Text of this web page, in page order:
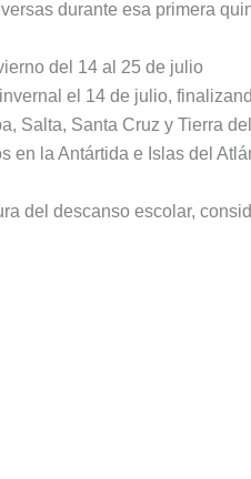
durante esa primera
del 14 al 25 de julio
el 14 de julio,
Salta, Santa Cruz y Tierra
en la Antártida e Islas del
del descanso escolar,